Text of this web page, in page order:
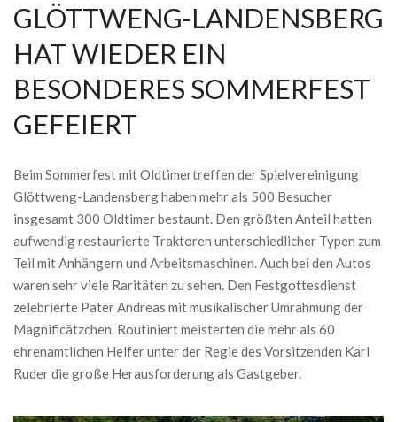
GLÖTTWENG-LANDENSBERG
HAT WIEDER EIN
BESONDERES SOMMERFEST
GEFEIERT
Beim Sommerfest mit Oldtimertreffen der Spielvereinigung
Glöttweng-Landensberg haben mehr als 500 Besucher
insgesamt 300 Oldtimer bestaunt. Den größten Anteil hatten
aufwendig restaurierte Traktoren unterschiedlicher Typen zum
Teil mit Anhängern und Arbeitsmaschinen. Auch bei den Autos
waren sehr viele Raritäten zu sehen. Den Festgottesdienst
zelebrierte Pater Andreas mit musikalischer Umrahmung der
Magnificätzchen. Routiniert meisterten die mehr als 60
ehrenamtlichen Helfer unter der Regie des Vorsitzenden Karl
Ruder die große Herausforderung als Gastgeber.